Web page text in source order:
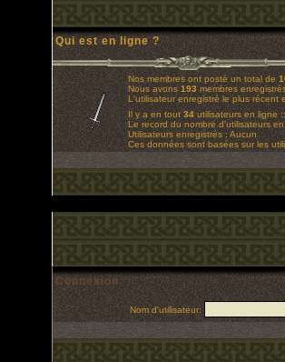
Qui est en ligne ?
Nos membres ont posté un total de
Nous avons193membres
L'utilisateur enregistré le plus récent
Il y a en tout34utilisateurs en ligne
Le record du nombre d'utilisateurs
Utilisateurs enregistrés : Aucun
Ces données sont basées sur les
Connexion
Nom d'utilisateur: